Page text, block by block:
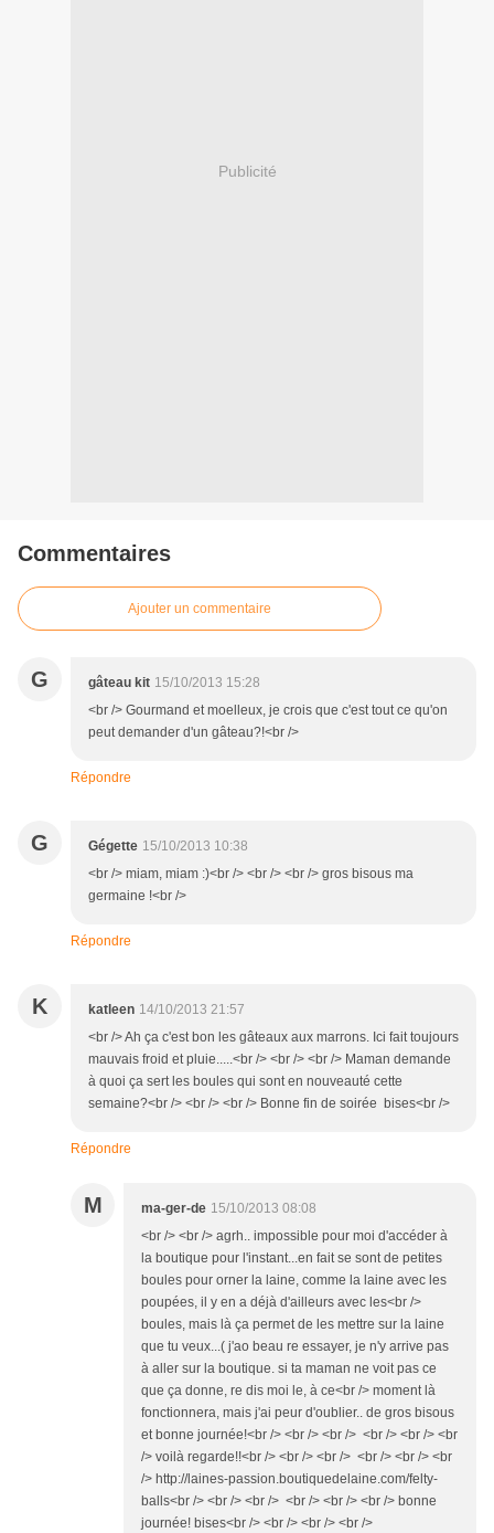
Publicité
Commentaires
Ajouter un commentaire
G gâteau kit 15/10/2013 15:28
<br /> Gourmand et moelleux, je crois que c'est tout ce qu'on
peut demander d'un gâteau?!<br />
Répondre
G Gégette 15/10/2013 10:38
<br /> miam, miam :)<br /> <br /> <br /> gros bisous ma
germaine !<br />
Répondre
K katleen 14/10/2013 21:57
<br /> Ah ça c'est bon les gâteaux aux marrons. Ici fait toujours
mauvais froid et pluie.....<br /> <br /> <br /> Maman demande
à quoi ça sert les boules qui sont en nouveauté cette
semaine?<br /> <br /> <br /> Bonne fin de soirée bises<br />
Répondre
M ma-ger-de 15/10/2013 08:08
<br /> <br /> agrh.. impossible pour moi d'accéder à
la boutique pour l'instant...en fait se sont de petites
boules pour orner la laine, comme la laine avec les
poupées, il y en a déjà d'ailleurs avec les<br />
boules, mais là ça permet de les mettre sur la laine
que tu veux...( j'ao beau re essayer, je n'y arrive pas
à aller sur la boutique. si ta maman ne voit pas ce
que ça donne, re dis moi le, à ce<br /> moment là
fonctionnera, mais j'ai peur d'oublier.. de gros bisous
et bonne journée!<br /> <br /> <br /> <br /> <br /> <br
/> voilà regarde!!<br /> <br /> <br /> <br /> <br /> <br
/> http://laines-passion.boutiquedelaine.com/felty-
balls<br /> <br /> <br /> <br /> <br /> <br /> bonne
journée! bises<br /> <br /> <br /> <br />